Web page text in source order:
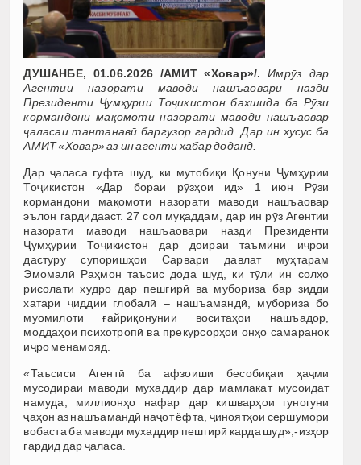
ДУШАНБЕ, 01.06.2026 /АМИТ «Ховар»/.
Имрӯз дар
Агентии назорати маводи нашъаовари назди
Президенти Ҷумҳурии Тоҷикистон бахшида ба Рӯзи
кормандони мақомоти назорати маводи нашъаовар
ҷаласаи тантанавӣ баргузор гардид. Дар ин хусус ба
АМИТ «Ховар» аз ин агентӣ хабар доданд.
Дар ҷаласа гуфта шуд, ки мутобиқи Қонуни Ҷумҳурии
Тоҷикистон «Дар бораи рӯзҳои ид» 1 июн Рӯзи
кормандони мақомоти назорати маводи нашъаовар
эълон гардидааст. 27 сол муқаддам, дар ин рӯз Агентии
назорати маводи нашъаовари назди Президенти
Ҷумҳурии Тоҷикистон дар доираи таъмини иҷрои
дастуру супоришҳои Сарвари давлат муҳтарам
Эмомалӣ Раҳмон таъсис дода шуд, ки тӯли ин солҳо
рисолати худро дар пешгирӣ ва мубориза бар зидди
хатари ҷиддии глобалӣ – нашъамандӣ, мубориза бо
муомилоти ғайриқонунии воситаҳои нашъадор,
моддаҳои психотропӣ ва прекурсорҳои онҳо самаранок
иҷро менамояд.
«Таъсиси Агентӣ ба афзоиши бесобиқаи ҳаҷми
мусодираи маводи мухаддир дар мамлакат мусоидат
намуда, миллионҳо нафар дар кишварҳои гуногуни
ҷаҳон аз нашъамандӣ наҷот ёфта, ҷиноятҳои сершумори
вобаста ба маводи мухаддир пешгирӣ карда шуд»,-изҳор
гардид дар ҷаласа.